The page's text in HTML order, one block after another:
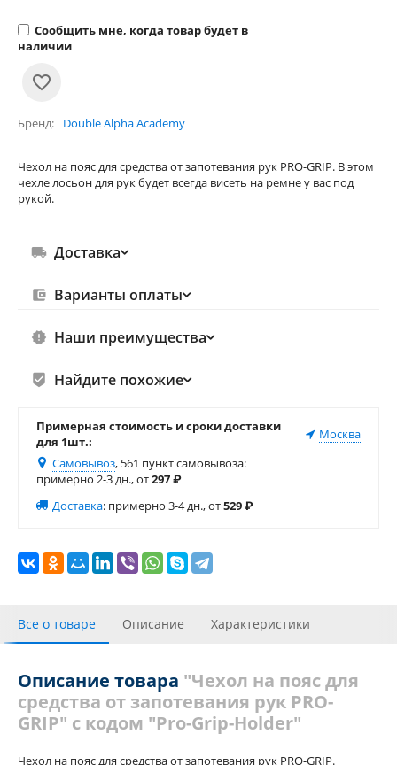
Сообщить мне, когда товар будет в
наличии
Бренд Double Alpha Academy
Чехол на пояс для средства от запотевания рук PRO-GRIP. В этом
чехле лосьон для рук будет всегда висеть на ремне у вас под
рукой.
Доставка
Варианты оплаты
Наши преимущества
Найдите похожие
Примерная стоимость и сроки доставки
для 1шт.:
Москва
Самовывоз, 561 пункт самовывоза:
примерно 2-3 дн., от297₽
Доставка: примерно 3-4 дн., от529₽
Все о товаре Описание Характеристики
Описание товара "Чехол на пояс для
средства от запотевания рук PRO-
GRIP" с кодом "Pro-Grip-Holder"
Чехол на пояс для средства от запотевания рук PRO-GRIP.